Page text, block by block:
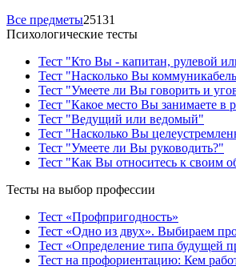
Все предметы25131
Психологические тесты
Тест "Кто Вы - капитан, рулевой
Тест "Насколько Вы
Тест "Умеете ли Вы говорить и
Тест "Какое место Вы занимаете в
Тест "Ведущий или ведомый"
Тест "Насколько Вы
Тест "Умеете ли Вы руководить?"
Тест "Как Вы относитесь к своим
Тесты на выбор профессии
Тест «Профпригодность»
Тест «Одно из двух». Выбираем
Тест «Определение типа будущей
Тест на профориентацию: Кем